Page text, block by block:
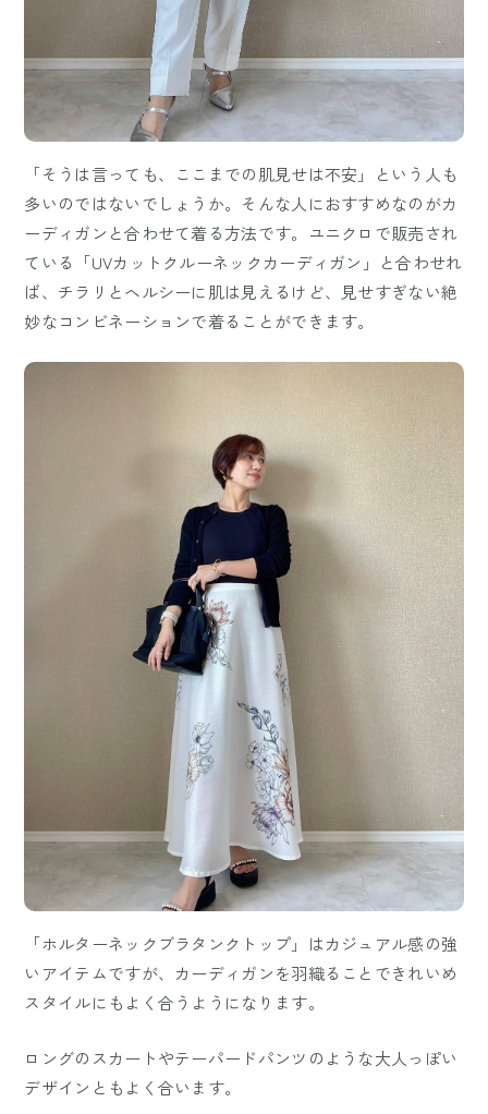
「そうは言っても、ここまでの肌見せは不安」という人も
多いのではないでしょうか。そんな人におすすめなのがカ
ーディガンと合わせて着る方法です。ユニクロで販売され
ている「UVカットクルーネックカーディガン」と合わせれ
ば、チラリとヘルシーに肌は見えるけど、見せすぎない絶
妙なコンビネーションで着ることができます。
「ホルターネックブラタンクトップ」はカジュアル感の強
いアイテムですが、カーディガンを羽織ることできれいめ
スタイルにもよく合うようになります。
ロングのスカートやテーパードパンツのような大人っぽい
デザインともよく合います。